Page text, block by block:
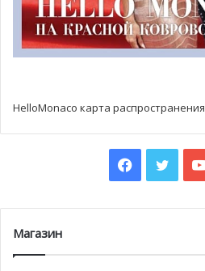
HelloMonaco карта распространения
Facebook
Магазин